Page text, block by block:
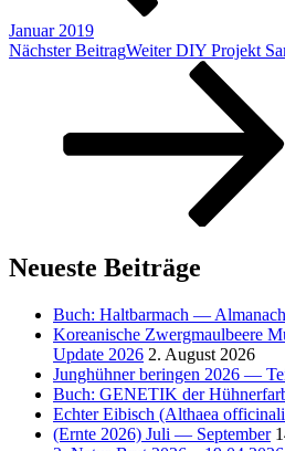
Januar 2019
Nächster BeitragWeiter DIY Projekt
Neueste Beiträge
Buch: Haltbarmach — Almanach
Koreanische Zwergmaulbeere
Update 2026 2. August 2026
Junghühner beringen 2026 —
Buch: GENETIK der
Echter Eibisch (Althaea
(Ernte 2026) Juli — September